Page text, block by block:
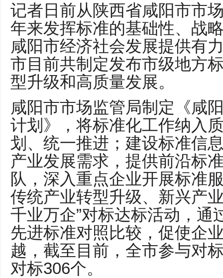
记者日前从陕西省咸阳市市
年来发挥标准的基础性、战
咸阳市经济社会发展提供有
市目前共制定发布市级地方
型升级和高质量发展。
咸阳市市场监管局制定《咸
计划》，将标准化工作纳入
划、统一推进；建设标准信
产业发展需求，提供前沿标
队，深入重点企业开展标准
传统产业转型升级、新兴产
千业万企”对标达标活动，通
先进标准对照比较，促使企
越，截至目前，全市参与对
对标306个。